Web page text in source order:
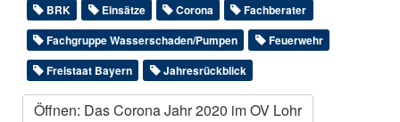
BRK
Einsätze Corona
Fachberater
Fachgruppe Wasserschaden/Pumpen
Feuerwehr
Freistaat Bayern
Jahresrückblick
Öffnen: Das Corona Jahr 2020 im OV Lohr